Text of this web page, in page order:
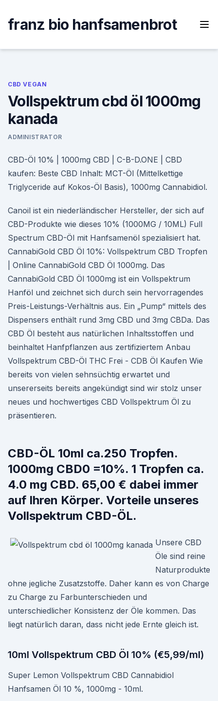
content
franz bio hanfsamenbrot
CBD VEGAN
Vollspektrum cbd öl 1000mg
kanada
ADMINISTRATOR
CBD-Öl 10% | 1000mg CBD | C-B-D.ONE | CBD
kaufen: Beste CBD Inhalt: MCT-Öl (Mittelkettige
Triglyceride auf Kokos-Öl Basis), 1000mg Cannabidiol.
Canoil ist ein niederländischer Hersteller, der sich auf
CBD-Produkte wie dieses 10% (1000MG / 10ML) Full
Spectrum CBD-Öl mit Hanfsamenöl spezialisiert hat.
CannabiGold CBD Öl 10%: Vollspektrum CBD Tropfen
| Online CannabiGold CBD Öl 1000mg. Das
CannabiGold CBD Öl 1000mg ist ein Vollspektrum
Hanföl und zeichnet sich durch sein hervorragendes
Preis-Leistungs-Verhältnis aus. Ein „Pump“ mittels des
Dispensers enthält rund 3mg CBD und 3mg CBDa. Das
CBD Öl besteht aus natürlichen Inhaltsstoffen und
beinhaltet Hanfpflanzen aus zertifiziertem Anbau
Vollspektrum CBD-Öl THC Frei - CDB Öl Kaufen Wie
bereits von vielen sehnsüchtig erwartet und
unsererseits bereits angekündigt sind wir stolz unser
neues und hochwertiges CBD Vollspektrum Öl zu
präsentieren.
CBD-ÖL 10ml ca.250 Tropfen.
1000mg CBD0 =10%. 1 Tropfen ca.
4.0 mg CBD. 65,00 € dabei immer
auf Ihren Körper. Vorteile unseres
Vollspektrum CBD-ÖL.
Unsere CBD
Öle sind reine
Naturprodukte
ohne jegliche Zusatzstoffe. Daher kann es von Charge
zu Charge zu Farbunterschieden und
unterschiedlicher Konsistenz der Öle kommen. Das
liegt natürlich daran, dass nicht jede Ernte gleich ist.
10ml Vollspektrum CBD Öl 10% (€5,99/ml)
Super Lemon Vollspektrum CBD Cannabidiol
Hanfsamen Öl 10 %, 1000mg - 10ml.